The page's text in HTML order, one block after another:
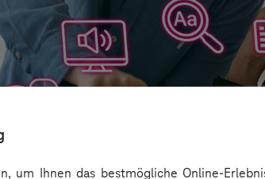
um Ihnen das bestmögliche Online-